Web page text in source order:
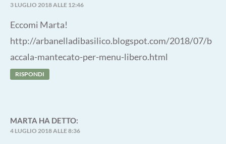
3 LUGLIO 2018 ALLE 12:46
Eccomi Marta!
http://arbanelladibasilico.blogspot.com/2018/07/b
accala-mantecato-per-menu-libero.html
RISPONDI
MARTA HA DETTO:
4 LUGLIO 2018 ALLE 8:36